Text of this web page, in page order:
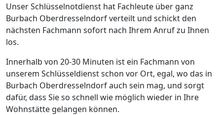
Unser Schlüsselnotdienst hat Fachleute über ganz
Burbach Oberdresselndorf verteilt und schickt den
nächsten Fachmann sofort nach Ihrem Anruf zu Ihnen
los.
Innerhalb von 20-30 Minuten ist ein Fachmann von
unserem Schlüsseldienst schon vor Ort, egal, wo das in
Burbach Oberdresselndorf auch sein mag, und sorgt
dafür, dass Sie so schnell wie möglich wieder in Ihre
Wohnstätte gelangen können.